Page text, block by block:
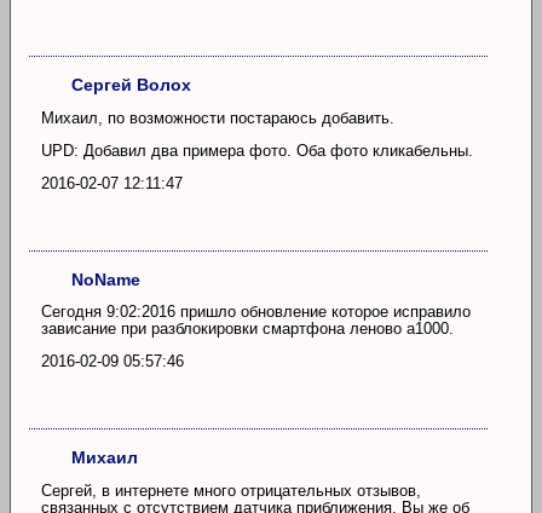
Сергей Волох
Михаил, по возможности постараюсь добавить.
UPD: Добавил два примера фото. Оба фото кликабельны.
2016-02-07 12:11:47
NoName
Сегодня 9:02:2016 пришло обновление которое исправило
зависание при разблокировки смартфона леново а1000.
2016-02-09 05:57:46
Михаил
Сергей, в интернете много отрицательных отзывов,
связанных с отсутствием датчика приближения. Вы же об